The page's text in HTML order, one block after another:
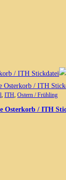
ITH Ostern / Frühling
Osterkorb / ITH